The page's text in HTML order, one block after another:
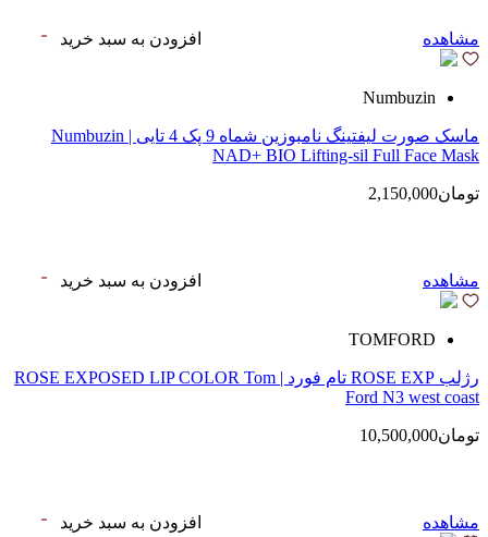
مشاهده افزودن به سبد خرید
Numbuzin
ماسک صورت لیفتینگ نامبوزین شماه 9 پک 4 تایی | Numbuzin
NAD+ BIO Lifting-sil Full Face Mask
تومان2,150,000
مشاهده افزودن به سبد خرید
TOMFORD
رژلب ROSE EXP تام فورد | ROSE EXPOSED LIP COLOR Tom
Ford N3 west coast
تومان10,500,000
مشاهده افزودن به سبد خرید